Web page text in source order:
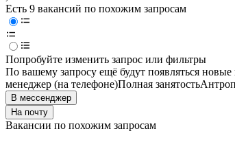
Есть 9 вакансий по похожим запросам
Попробуйте изменить запрос или фильтры
По вашему запросу ещё будут появляться
менеджер (на телефоне)Полная занятость
В мессенджер
На почту
Вакансии по похожим запросам